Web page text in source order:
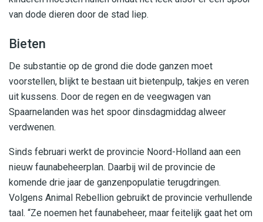
van dode dieren door de stad liep.
Bieten
De substantie op de grond die dode ganzen moet
voorstellen, blijkt te bestaan uit bietenpulp, takjes en veren
uit kussens. Door de regen en de veegwagen van
Spaarnelanden was het spoor dinsdagmiddag alweer
verdwenen.
Sinds februari werkt de provincie Noord-Holland aan een
nieuw faunabeheerplan. Daarbij wil de provincie de
komende drie jaar de ganzenpopulatie terugdringen.
Volgens Animal Rebellion gebruikt de provincie verhullende
taal. “Ze noemen het faunabeheer, maar feitelijk gaat het om